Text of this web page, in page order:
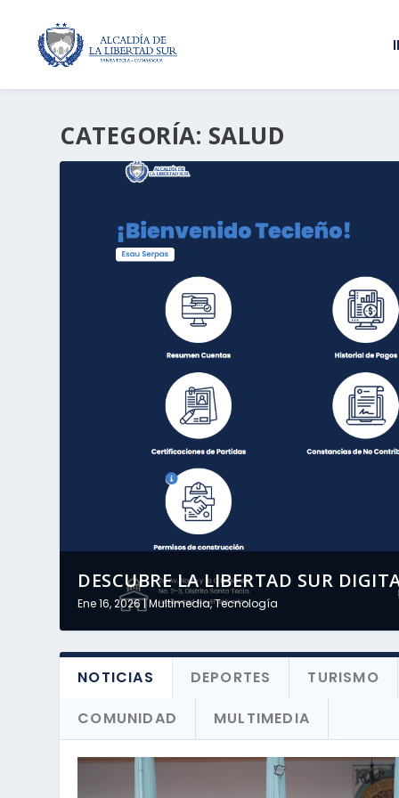
CATEGORÍA: SALUD
DESCUBRE LA LIBERTAD SUR
Ene 16, 2026|Multimedia,Tecnología
NOTICIAS DEPORTES TURISMO
COMUNIDAD
MULTIMEDIA